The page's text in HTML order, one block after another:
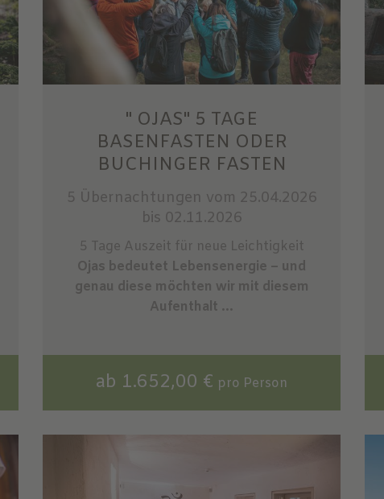
" OJAS" 5 TAGE
BASENFASTEN ODER
BUCHINGER FASTEN
5 Übernachtungen vom 25.04.2026
bis 02.11.2026
5 Tage Auszeit für neue Leichtigkeit
Ojas bedeutet Lebensenergie – und
genau diese möchten wir mit diesem
Aufenthalt ...
ab 1.652,00 € pro Person